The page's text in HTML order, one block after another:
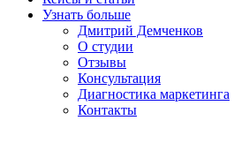
Узнать больше
Дмитрий Демченков
О студии
Отзывы
Консультация
Диагностика маркетинга
Контакты